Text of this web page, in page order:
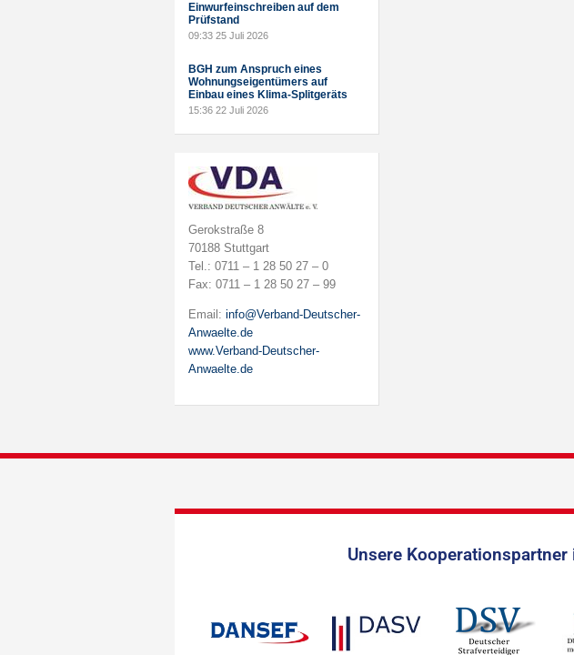
Einwurfeinschreiben auf dem
Prüfstand
09:33 25 Juli 2026
BGH zum Anspruch eines
Wohnungseigentümers auf
Einbau eines Klima-Splitgeräts
15:36 22 Juli 2026
Gerokstraße 8
70188 Stuttgart
Tel.: 0711 – 1 28 50 27 – 0
Fax: 0711 – 1 28 50 27 – 99
Email: info@Verband-Deutscher-
Anwaelte.de
www.Verband-Deutscher-
Anwaelte.de
Unsere